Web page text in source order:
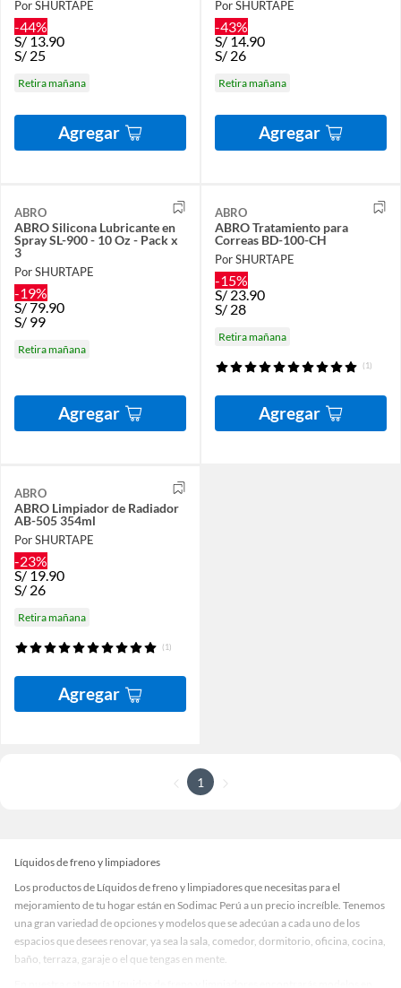
Por SHURTAPE
-44%
S/13.90
S/ 25
Retira mañana
Agregar
Por SHURTAPE
-43%
S/14.90
S/ 26
Retira mañana
Agregar
ABRO
ABRO Silicona Lubricante en
Spray SL-900 - 10 Oz - Pack x
3
Por SHURTAPE
-19%
S/79.90
S/ 99
Retira mañana
Agregar
ABRO
ABRO Tratamiento para
Correas BD-100-CH
Por SHURTAPE
-15%
S/23.90
S/ 28
Retira mañana
(1)
Agregar
ABRO
ABRO Limpiador de Radiador
AB-505 354ml
Por SHURTAPE
-23%
S/19.90
S/ 26
Retira mañana
(1)
Agregar
1
Líquidos de freno y limpiadores
Los productos de Líquidos de freno y limpiadores que necesitas para el
mejoramiento de tu hogar están en Sodimac Perú a un precio increíble. Tenemos
una gran variedad de opciones y modelos que se adecúan a cada uno de los
espacios que desees renovar, ya sea la sala, comedor, dormitorio, oficina, cocina,
baño, terraza, garaje o el que tengas en mente.